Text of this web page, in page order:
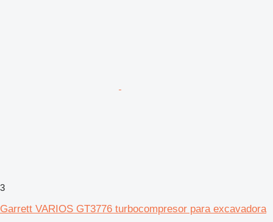
3
Garrett VARIOS GT3776 turbocompresor para excavadora